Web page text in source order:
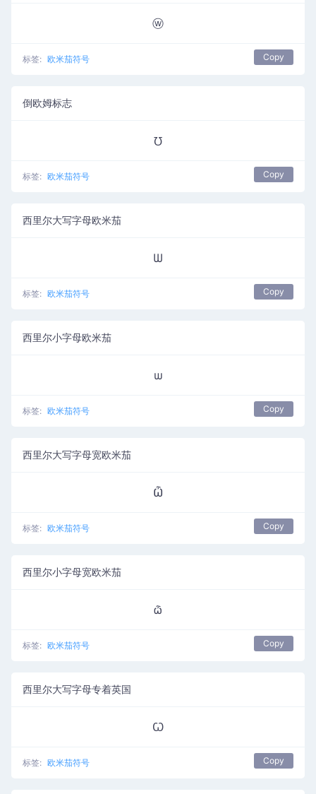
ⓦ
标签: 欧米茄符号 Copy
倒欧姆标志
℧
标签: 欧米茄符号 Copy
西里尔大写字母欧米茄
Ѡ
标签: 欧米茄符号 Copy
西里尔小字母欧米茄
ѡ
标签: 欧米茄符号 Copy
西里尔大写字母宽欧米茄
Ѽ
标签: 欧米茄符号 Copy
西里尔小字母宽欧米茄
ѽ
标签: 欧米茄符号 Copy
西里尔大写字母专着英国
Ꙍ
标签: 欧米茄符号 Copy